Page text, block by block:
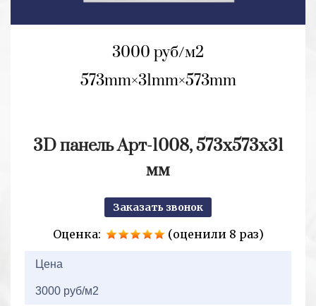
3000 руб/м2
573mm 31mm 573mm
3D панель Арт-1008, 573х573х31
мм
Заказать звонок
Оценка:
(оценили 8 раз)
Цена
3000 руб/м2